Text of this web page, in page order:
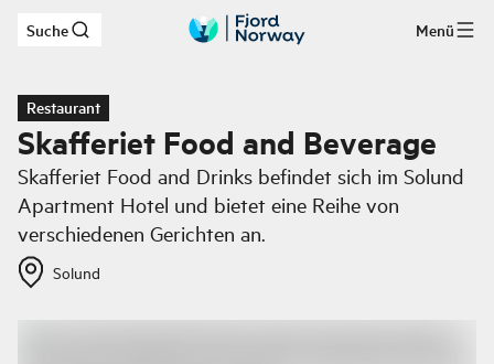
Zum Hauptinhalt
Suche Menü
Restaurant
Skafferiet Food and Beverage
Skafferiet Food and Drinks befindet sich im Solund
Apartment Hotel und bietet eine Reihe von
verschiedenen Gerichten an.
Solund